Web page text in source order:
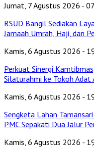
Jumat, 7 Agustus 2026 -
RSUD Bangil Sediakan
Jamaah Umrah, Haji, dan
Kamis, 6 Agustus 2026 -
Perkuat Sinergi
Silaturahmi ke Tokoh Adat
Kamis, 6 Agustus 2026 -
Sengketa Lahan
PMC Sepakati Dua Jalur
Kamis, 6 Agustus 2026 -